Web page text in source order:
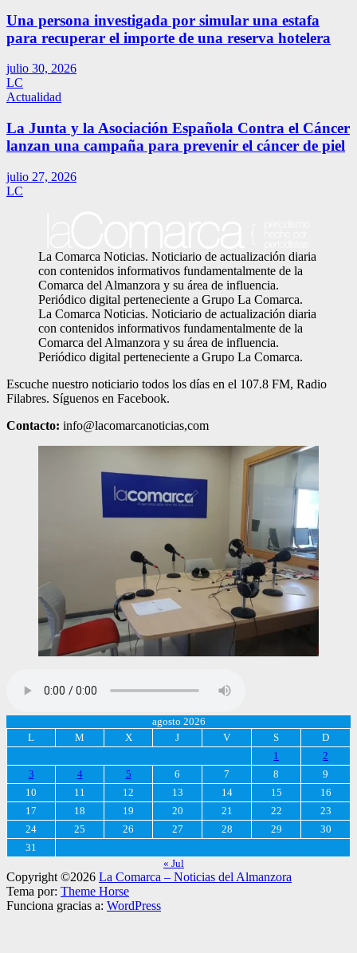
Una persona investigada por simular una estafa
para recuperar el importe de una reserva hotelera
julio 30, 2026
LC
Actualidad
La Junta y la Asociación Española Contra el Cáncer
lanzan una campaña para prevenir el cáncer de piel
julio 27, 2026
LC
La Comarca Noticias. Noticiario de actualización diaria
con contenidos informativos fundamentalmente de la
Comarca del Almanzora y su área de influencia.
Periódico digital perteneciente a Grupo La Comarca.
La Comarca Noticias. Noticiario de actualización diaria
con contenidos informativos fundamentalmente de la
Comarca del Almanzora y su área de influencia.
Periódico digital perteneciente a Grupo La Comarca.
Escuche nuestro noticiario todos los días en el 107.8 FM, Radio
Filabres. Síguenos en Facebook.
Contacto: info@lacomarcanoticias,com
agosto 2026
L
M X J V S
D
1
2
3
4 5 6 7 8
9
10
11 12 13 14 15
16
17
18 19 20 21 22
23
24
25 26 27 28 29
30
31
« Jul
Copyright ©2026 La Comarca – Noticias del Almanzora
Tema por: Theme Horse
Funciona gracias a: WordPress